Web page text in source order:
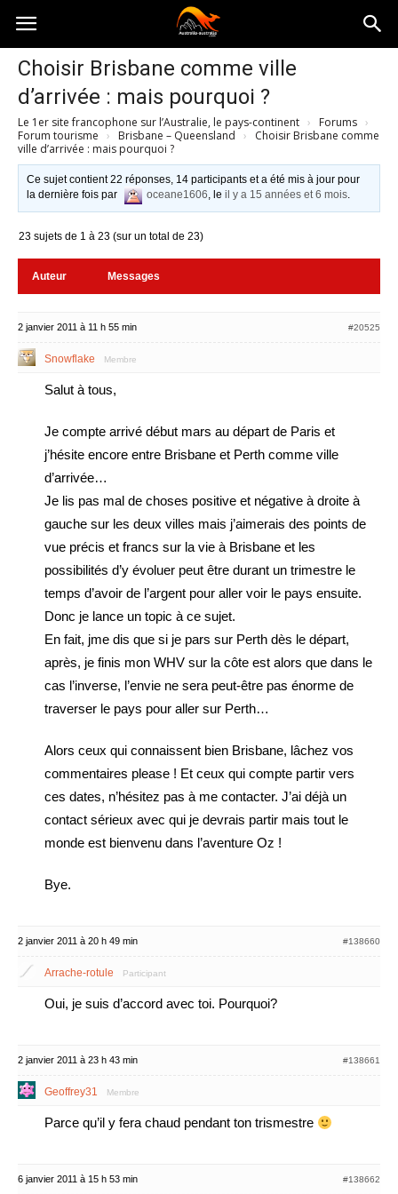
Australia-
australie.com
Choisir Brisbane comme ville
d’arrivée : mais pourquoi ?
Le 1er site francophone sur l’Australie, le pays-continent › Forums ›
Forum tourisme › Brisbane – Queensland ›
Choisir Brisbane comme
ville d’arrivée : mais pourquoi ?
Ce sujet contient 22 réponses, 14 participants et a été mis à jour pour
la dernière fois par
oceane1606, leil y a 15 années et 6 mois.
23 sujets de 1 à 23 (sur un total de 23)
Auteur Messages
2 janvier 2011 à 11 h 55 min #20525
Snowflake Membre
Salut à tous,
Je compte arrivé début mars au départ de Paris et
j’hésite encore entre Brisbane et Perth comme ville
d’arrivée…
Je lis pas mal de choses positive et négative à droite à
gauche sur les deux villes mais j’aimerais des points de
vue précis et francs sur la vie à Brisbane et les
possibilités d’y évoluer peut être durant un trimestre le
temps d’avoir de l’argent pour aller voir le pays ensuite.
Donc je lance un topic à ce sujet.
En fait, jme dis que si je pars sur Perth dès le départ,
après, je finis mon WHV sur la côte est alors que dans le
cas l’inverse, l’envie ne sera peut-être pas énorme de
traverser le pays pour aller sur Perth…
Alors ceux qui connaissent bien Brisbane, lâchez vos
commentaires please ! Et ceux qui compte partir vers
ces dates, n’hésitez pas à me contacter. J’ai déjà un
contact sérieux avec qui je devrais partir mais tout le
monde est bienvenu dans l’aventure Oz !
Bye.
2 janvier 2011 à 20 h 49 min #138660
Arrache-rotule Participant
Oui, je suis d’accord avec toi. Pourquoi?
2 janvier 2011 à 23 h 43 min #138661
Geoffrey31 Membre
Parce qu’il y fera chaud pendant ton trismestre
6 janvier 2011 à 15 h 53 min #138662